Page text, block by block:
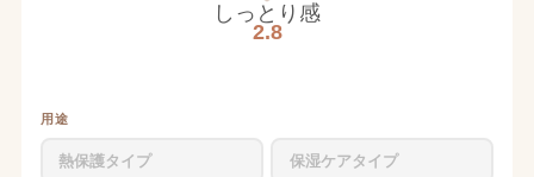
しっとり感
2.8
用途
熱保護タイプ 保湿ケアタイプ